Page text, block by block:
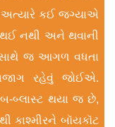
અત્યારે કઈ જગ્યાએ
થઈ નથી અને થવાની
જ આગળ વધતા
રહેવું જોઈએ.
બ્લાસ્ટ થયા જ છે,
કાશ્મીરને બૉયકૉટ